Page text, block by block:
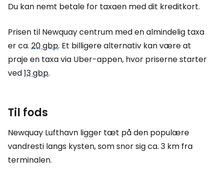
Du kan nemt betale for taxaen med dit kreditkort.
Prisen til Newquay centrum med en almindelig taxa
er ca. 20 gbp. Et billigere alternativ kan være at
praje en taxa via Uber-appen, hvor priserne starter
ved13 gbp.
Til fods
Newquay Lufthavn ligger tæt på den populære
vandresti langs kysten, som snor sig ca. 3 km fra
terminalen.